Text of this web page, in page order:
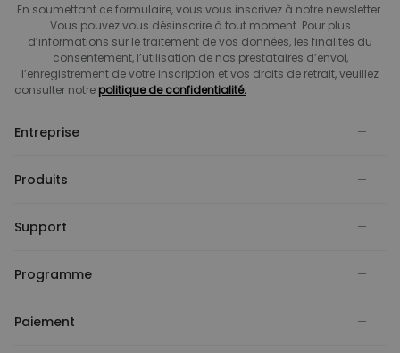
En soumettant ce formulaire, vous vous inscrivez à notre newsletter.
Vous pouvez vous désinscrire à tout moment. Pour plus
d’informations sur le traitement de vos données, les finalités du
consentement, l’utilisation de nos prestataires d’envoi,
l’enregistrement de votre inscription et vos droits de retrait, veuillez
consulter notre politique de confidentialité.
Entreprise
Produits
Support
Programme
Paiement